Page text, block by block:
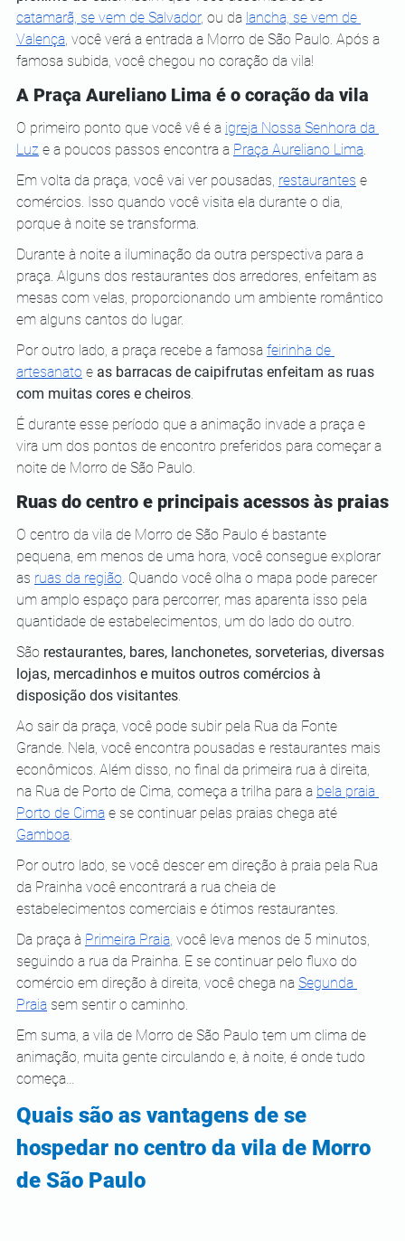
catamarã, se vem de Salvador, ou da lancha, se vem de
Valença , você verá a entrada a Morro de São Paulo. Após a
famosa subida, você chegou no coração da vila!
A Praça Aureliano Lima é o coração da vila
O primeiro ponto que você vê é a igreja Nossa Senhora da
Luz e a poucos passos encontra a Praça Aureliano Lima
Em volta da praça, você vai ver pousadas, restaurantes e
comércios. Isso quando você visita ela durante o dia,
porque à noite se transforma.
Durante à noite a iluminação da outra perspectiva para a
praça. Alguns dos restaurantes dos arredores, enfeitam as
mesas com velas, proporcionando um ambiente romântico
em alguns cantos do lugar.
Por outro lado, a praça recebe a famosa feirinha de
artesanato e as barracas de caipifrutas enfeitam as ruas
com muitas cores e cheiros
É durante esse período que a animação invade a praça e
vira um dos pontos de encontro preferidos para começar a
noite de Morro de São Paulo.
Ruas do centro e principais acessos às praias
O centro da vila de Morro de São Paulo é bastante
pequena, em menos de uma hora, você consegue explorar
as ruas da região . Quando você olha o mapa pode parecer
um amplo espaço para percorrer, mas aparenta isso pela
quantidade de estabelecimentos, um do lado do outro.
São restaurantes, bares, lanchonetes, sorveterias, diversas
lojas, mercadinhos e muitos outros comércios à
disposição dos visitantes
Ao sair da praça, você pode subir pela Rua da Fonte
Grande. Nela, você encontra pousadas e restaurantes mais
econômicos. Além disso, no final da primeira rua à direita,
na Rua de Porto de Cima, começa a trilha para a bela praia
Porto de Cima e se continuar pelas praias chega até
Gamboa
Por outro lado, se você descer em direção à praia pela Rua
da Prainha você encontrará a rua cheia de
estabelecimentos comerciais e ótimos restaurantes.
Da praça à Primeira Praia , você leva menos de 5 minutos,
seguindo a rua da Prainha. E se continuar pelo fluxo do
comércio em direção à direita, você chega na Segunda
Praia sem sentir o caminho.
Em suma, a vila de Morro de São Paulo tem um clima de
animação, muita gente circulando e, à noite, é onde tudo
começa…
Quais são as vantagens de se
hospedar no centro da vila de Morro
de São Paulo